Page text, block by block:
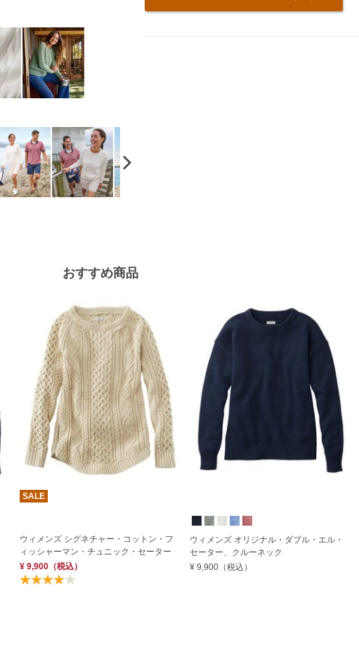
options
おすすめ商品
SALE
ウィメンズ シグネチャー・コットン・フ
ィッシャーマン・チュニック・セーター
¥ 9,900（税込）
ウィメンズ オリジナル・ダブル・エル・
セーター、クルーネック
¥ 9,900 （税込）